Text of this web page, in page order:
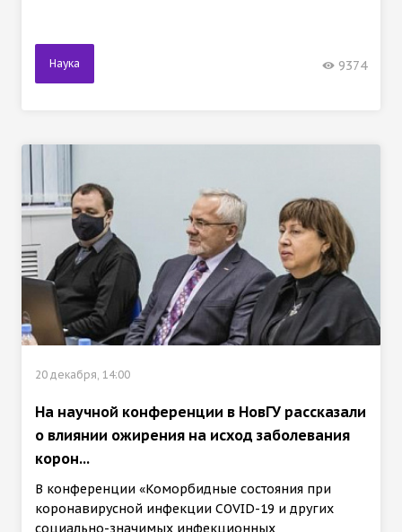
Наука 9374
20 декабря, 14:00
На научной конференции в НовГУ рассказали
о влиянии ожирения на исход заболевания
корон...
В конференции «Коморбидные состояния при
коронавирусной инфекции COVID-19 и других
социально-значимых инфекционных